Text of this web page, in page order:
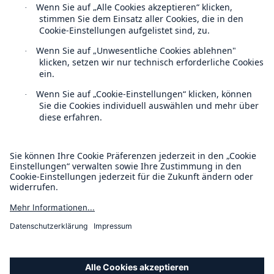
Datenschutz
Rechtliche Hinweise
Sitemap
Impressum